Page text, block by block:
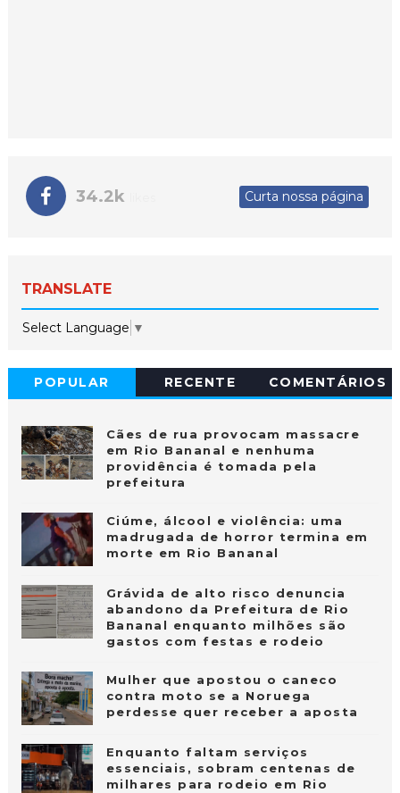
34.2k Curta nossa página
TRANSLATE
Select Language ▼
POPULAR RECENTE COMENTÁRIOS
Cães de rua provocam massacre
em Rio Bananal e nenhuma
providência é tomada pela
prefeitura
Ciúme, álcool e violência: uma
madrugada de horror termina em
morte em Rio Bananal
Grávida de alto risco denuncia
abandono da Prefeitura de Rio
Bananal enquanto milhões são
gastos com festas e rodeio
Mulher que apostou o caneco
contra moto se a Noruega
perdesse quer receber a aposta
Enquanto faltam serviços
essenciais, sobram centenas de
milhares para rodeio em Rio